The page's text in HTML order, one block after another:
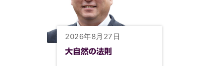
2026年8月27日
大自然の法則